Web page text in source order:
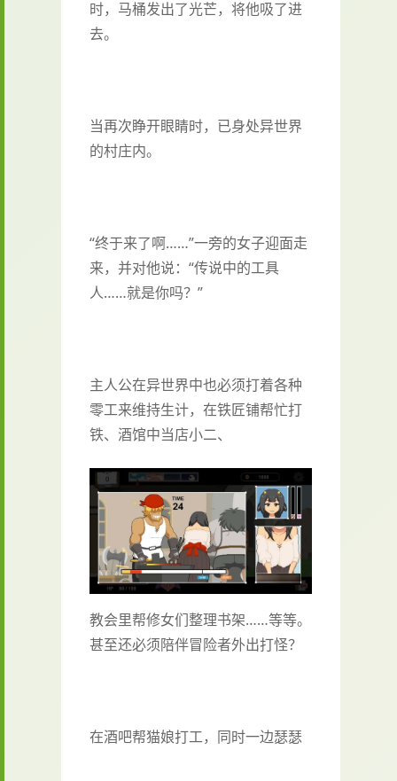
时，马桶发出了光芒，将他吸了进
去。
当再次睁开眼睛时，已身处异世界
的村庄内。
“终于来了啊……”一旁的女子迎面走
来，并对他说：“传说中的工具
人……就是你吗？”
主人公在异世界中也必须打着各种
零工来维持生计，在铁匠铺帮忙打
铁、酒馆中当店小二、
教会里帮修女们整理书架……等等。
甚至还必须陪伴冒险者外出打怪？
在酒吧帮猫娘打工，同时一边瑟瑟